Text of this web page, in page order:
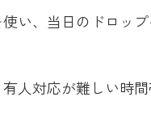
い、当日のドロッ
人対応が難しい時